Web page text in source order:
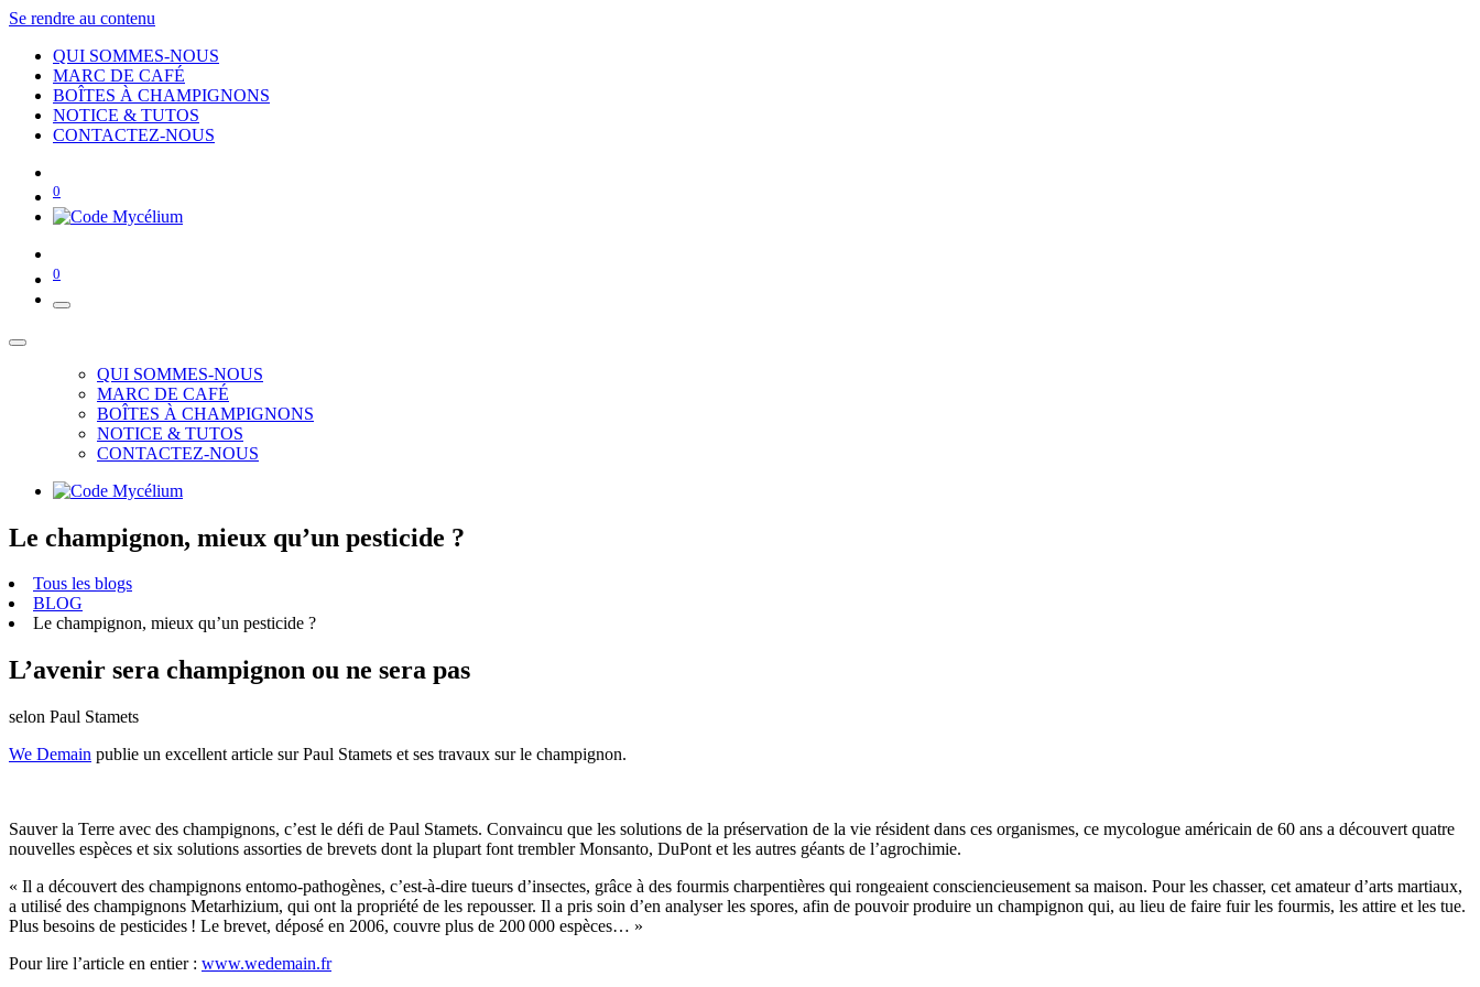
Se rendre au contenu
QUI SOMMES-NOUS
MARC DE CAFÉ
BOÎTES À CHAMPIGNONS
NOTICE & TUTOS
CONTACTEZ-NOUS
0
0
QUI SOMMES-NOUS
MARC DE CAFÉ
BOÎTES À CHAMPIGNONS
NOTICE & TUTOS
CONTACTEZ-NOUS
Le champignon, mieux qu’un pesticide ?
Tous les blogs
BLOG
Le champignon, mieux qu’un pesticide ?
L’avenir sera champignon ou ne sera pas
selon Paul Stamets
We Demain publie un excellent article sur Paul Stamets et ses travaux sur le champignon.
Sauver la Terre avec des champignons, c’est le défi de Paul Stamets. Convaincu que les solutions de la préservation de la vie résident dans ces organismes, ce mycologue américain de 60 ans a découvert quatre
nouvelles espèces et six solutions assorties de brevets dont la plupart font trembler Monsanto, DuPont et les autres géants de l’agrochimie.
« Il a découvert des champignons entomo-pathogènes, c’est-à-dire tueurs d’insectes, grâce à des fourmis charpentières qui rongeaient consciencieusement sa maison. Pour les chasser, cet amateur d’arts martiaux,
a utilisé des champignons Metarhizium, qui ont la propriété de les repousser. Il a pris soin d’en analyser les spores, afin de pouvoir produire un champignon qui, au lieu de faire fuir les fourmis, les attire et les tue.
Plus besoins de pesticides ! Le brevet, déposé en 2006, couvre plus de 200 000 espèces… »
Pour lire l’article en entier : www.wedemain.fr